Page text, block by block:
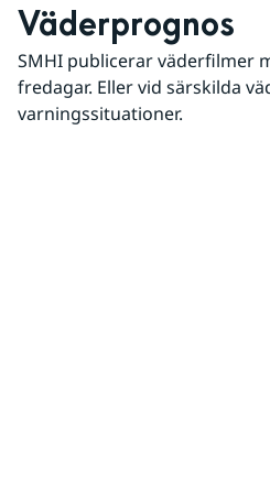
Väderprognos
SMHI publicerar väderfilmer
fredagar. Eller vid särskilda
varningssituationer.